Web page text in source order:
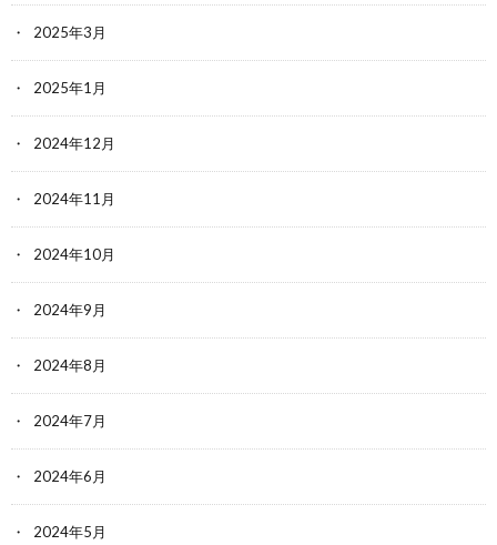
2025年3月
2025年1月
2024年12月
2024年11月
2024年10月
2024年9月
2024年8月
2024年7月
2024年6月
2024年5月